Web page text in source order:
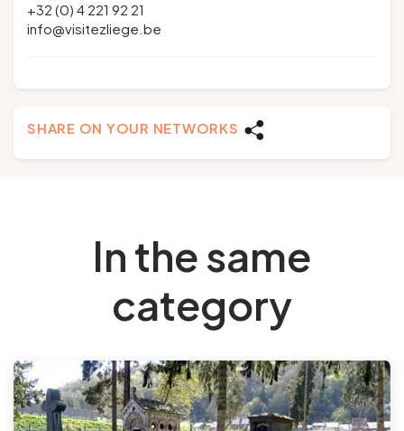
+32 (0) 4 221 92 21
info@visitezliege.be
SHARE ON YOUR NETWORKS
In the same
category